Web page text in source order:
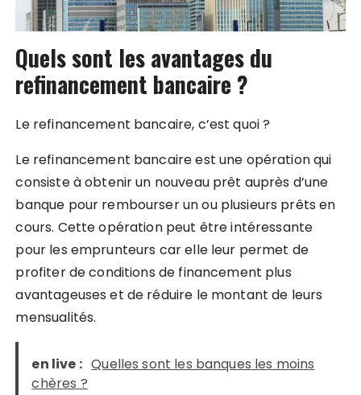
Quels sont les avantages du
refinancement bancaire ?
Le refinancement bancaire, c’est quoi ?
Le refinancement bancaire est une opération qui
consiste à obtenir un nouveau prêt auprès d’une
banque pour rembourser un ou plusieurs prêts en
cours. Cette opération peut être intéressante
pour les emprunteurs car elle leur permet de
profiter de conditions de financement plus
avantageuses et de réduire le montant de leurs
mensualités.
en live : Quelles sont les banques les moins
chères ?